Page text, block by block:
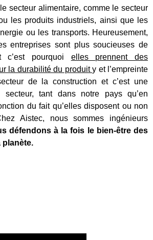
secteur alimentaire, comme le secteur
les produits industriels, ainsi que les
ou les transports. Heureusement,
entreprises sont plus soucieuses de
c’est pourquoi elles prennent des
la durabilité du produity et l’empreinte
de la construction et c’est une
tant dans notre pays qu’en
du fait qu’elles disposent ou non
Aistec, nous sommes ingénieurs
défendons à la fois le bien-être des
planète.